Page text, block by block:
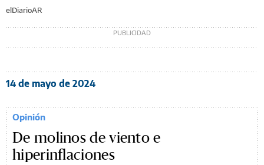
elDiarioAR
14 de mayo de 2024
Opinión
De molinos de viento e
hiperinflaciones